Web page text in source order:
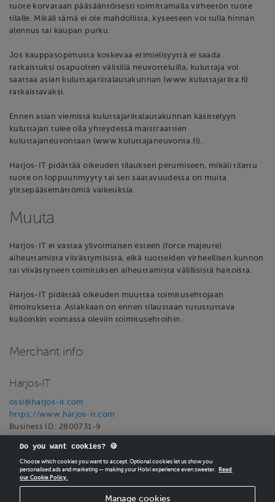
tuote korvataan pääsääntöisesti toimittamalla virheetön tuote
tilalle. Mikäli tämä ei ole mahdollista, kyseeseen voi tulla hinnan
alennus tai kaupan purku.
Jos kauppasopimusta koskevaa erimielisyyttä ei saada
ratkaistuksi osapuolten välisillä neuvotteluilla, kuluttaja voi
saattaa asian kuluttajariitalautakunnan (www.kuluttajariita.fi)
ratkaistavaksi.
Ennen asian viemistä kuluttajariitalautakunnan käsittelyyn
kuluttajan tulee olla yhteydessä maistraattien
kuluttajaneuvontaan (www.kuluttajaneuvonta.fi).
Harjos-IT pidättää oikeuden tilauksen perumiseen, mikäli tilattu
tuote on loppuunmyyty tai sen saatavuudessa on muita
ylitsepääsemättömiä vaikeuksia.
Muuta
Harjos-IT ei vastaa ylivoimaisen esteen (force majeure)
aiheuttamista viivästymisistä, eikä tuotteiden virheellisen kunnon
tai viivästyneen toimituksen aiheuttamista välillisistä haitoista.
Harjos-IT pidättää oikeuden muuttaa toimitusehtojaan
ilmoituksetta. Asiakkaan on ennen tilaustaan tutustuttava
kulloinkin voimassa oleviin toimitusehtoihin.
Merchant info
Harjos-IT
ossi@harjos-it.com
https://www.harjos-it.com
Business ID: 2800731-9
CREATEYOUR OWN HOLVI ONLINE STORE IN MINUTES.
Do you want cookies? 🍪
Choose which cookies you want to accept. Optional cookies let us show you
personalised ads and marketing — making your Holvi experience even sweeter.
Read
our Cookie Policy.
Manage cookies